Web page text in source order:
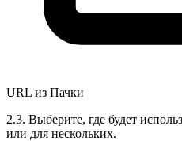
URL из Пачки
2.3. Выберите, где будет
или для нескольких.